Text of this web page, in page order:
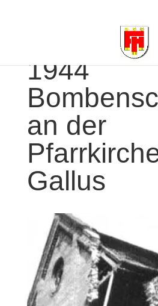
1944
an der
Gallus